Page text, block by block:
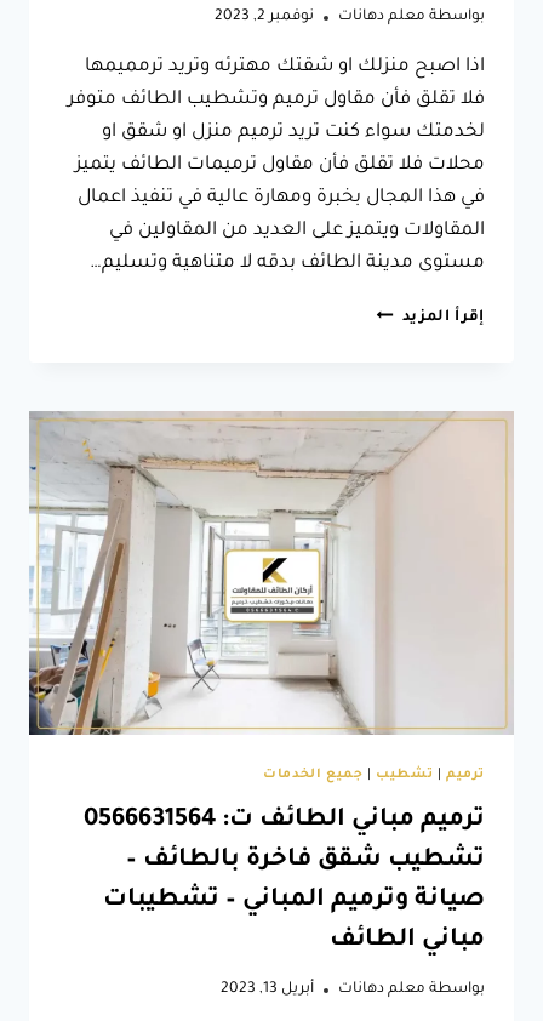
بواسطة معلم دهانات نوفمبر 2, 2023
اذا اصبح منزلك او شقتك مهترئه وتريد ترمميمها
فلا تقلق فأن مقاول ترميم وتشطيب الطائف متوفر
لخدمتك سواء كنت تريد ترميم منزل او شقق او
محلات فلا تقلق فأن مقاول ترميمات الطائف يتميز
في هذا المجال بخبرة ومهارة عالية في تنفيذ اعمال
المقاولات ويتميز على العديد من المقاولين في
مستوى مدينة الطائف بدقه لا متناهية وتسليم…
إقرأ المزيد مقاول
ت:
0566631564
ترميم
منازل
ترميم
بالطائف
ترميم| تشطيب جميع الخدمات
ترميم مباني الطائف ت: 0566631564
تشطيب شقق فاخرة بالطائف –
صيانة وترميم المباني – تشطيبات
مباني الطائف
بواسطة معلم دهانات أبريل 13, 2023